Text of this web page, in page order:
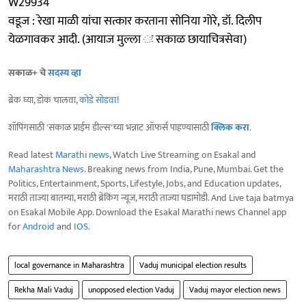
वडूज : रेखा माळी यांचा सत्कार करताना सोनिया गोरे, डॉ. दिलीप
येळगावकर आदी. (आयाज मुल्ला ः सकाळ छायाचित्रसेवा)
सकाळ+ चेसदस्य व्हा
ब्रेक घ्या, डोकं चालवा,कोडे सोडवा!
शॉपिंगसाठी 'सकाळ प्राईम डील्स'च्या भन्नाट ऑफर्स पाहण्यासाठीक्लिक करा.
Read latestMarathi news, Watch Live Streaming on Esakal and
Maharashtra News. Breaking news from India, Pune, Mumbai. Get the
Politics, Entertainment, Sports, Lifestyle, Jobs, and Education updates,
मराठी ताज्या बातम्या, मराठी ब्रेकिंग न्यूज, मराठी ताज्या घडामोडी. And Live taja batmya
on Esakal Mobile App. Download the Esakal Marathi news Channel app
forAndroidand IOS.
local governance in Maharashtra
Vaduj municipal election results
Rekha Mali Vaduj
unopposed election Vaduj
Vaduj mayor election news